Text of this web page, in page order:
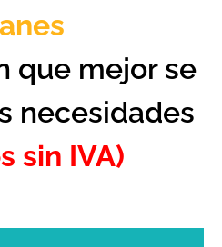
que mejor se
necesidades
sin IVA)